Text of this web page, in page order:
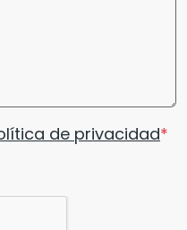
de privacidad